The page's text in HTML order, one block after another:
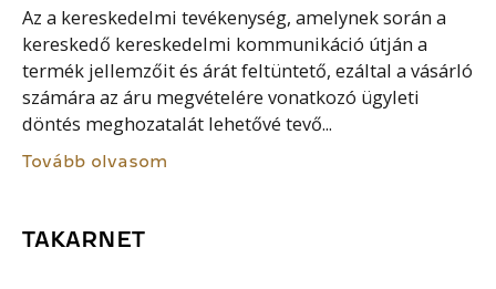
Az a kereskedelmi tevékenység, amelynek során a
kereskedő kereskedelmi kommunikáció útján a
termék jellemzőit és árát feltüntető, ezáltal a vásárló
számára az áru megvételére vonatkozó ügyleti
döntés meghozatalát lehetővé tevő...
Tovább olvasom
TAKARNET